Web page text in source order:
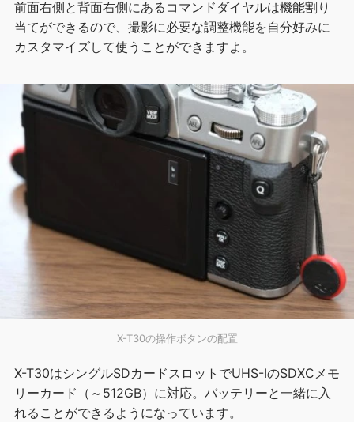
前面右側と背面右側にあるコマンドダイヤルは機能割り
当てができるので、撮影に必要な調整機能を自分好みに
カスタマイズして使うことができますよ。
X-T30の操作ボタンの配置
X-T30はシングルSDカードスロットでUHS-ⅠのSDXCメモ
リーカード（～512GB）に対応。バッテリーと一緒に入
れることができるようになっています。